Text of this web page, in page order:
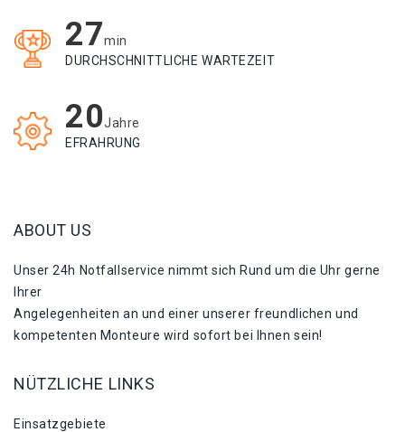
27min
DURCHSCHNITTLICHE WARTEZEIT
20Jahre
EFRAHRUNG
ABOUT US
Unser 24h Notfallservice nimmt sich Rund um die Uhr gerne
Ihrer
Angelegenheiten an und einer unserer freundlichen und
kompetenten Monteure wird sofort bei Ihnen sein!
NÜTZLICHE LINKS
Einsatzgebiete